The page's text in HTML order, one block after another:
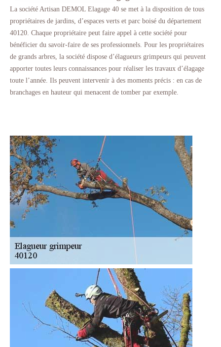
La société Artisan DEMOL Elagage 40 se met à la disposition de tous
propriétaires de jardins, d’espaces verts et parc boisé du département
40120. Chaque propriétaire peut faire appel à cette société pour
bénéficier du savoir-faire de ses professionnels. Pour les propriétaires
de grands arbres, la société dispose d’élagueurs grimpeurs qui peuvent
apporter toutes leurs connaissances pour réaliser les travaux d’élagage
toute l’année. Ils peuvent intervenir à des moments précis : en cas de
branchages en hauteur qui menacent de tomber par exemple.